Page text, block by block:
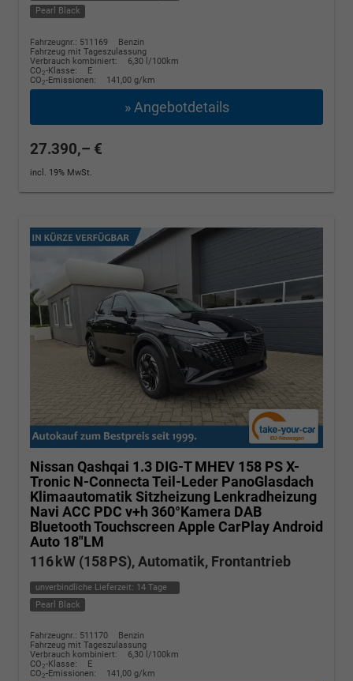
Pearl Black
Fahrzeugnr.: 511169
Benzin
Fahrzeug mit Tageszulassung
Verbrauch kombiniert:
6,30 l/100km
CO2-Klasse:
E
CO2-Emissionen: 141,00 g/km
» Angebotdetails
27.390,– €
incl. 19% MwSt.
Nissan Qashqai 1.3 DIG-T MHEV 158 PS X-
Tronic N-Connecta Teil-Leder PanoGlasdach
Klimaautomatik Sitzheizung Lenkradheizung
Navi ACC PDC v+h 360°Kamera DAB
Bluetooth Touchscreen Apple CarPlay Android
Auto 18"LM
116 kW (158 PS), Automatik, Frontantrieb
unverbindliche Lieferzeit: 14 Tage
Pearl Black
Fahrzeugnr.: 511170
Benzin
Fahrzeug mit Tageszulassung
Verbrauch kombiniert:
6,30 l/100km
CO2-Klasse:
E
CO2-Emissionen: 141,00 g/km